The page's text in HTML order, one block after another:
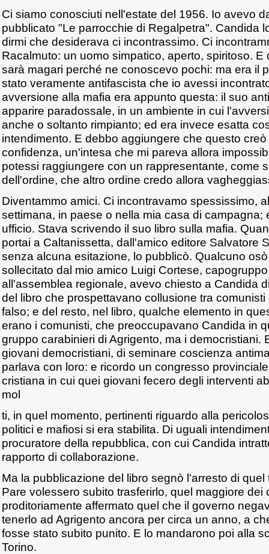
Ci siamo conosciuti nell'estate del 1956. Io avevo
pubblicato "Le parrocchie di Regalpetra". Candida
dirmi che desiderava ci incontrassimo. Ci
Racalmuto: un uomo simpatico, aperto, spiritoso. E
sarà magari perché ne conoscevo pochi: ma era il
stato veramente antifascista che io avessi
avversione alla mafia era appunto questa: il suo
apparire paradossale, in un ambiente in cui
anche o soltanto rimpianto; ed era invece esatta
intendimento. E debbo aggiungere che questo
confidenza, un'intesa che mi pareva allora
potessi raggiungere con un rappresentante, come
dell'ordine, che altro ordine credo allora
Diventammo amici. Ci incontravamo spessissimo,
settimana, in paese o nella mia casa di campagna;
ufficio. Stava scrivendo il suo libro sulla mafia.
portai a Caltanissetta, dall'amico editore Salvatore
senza alcuna esitazione, lo pubblicò. Qualcuno
sollecitato dal mio amico Luigi Cortese,
all'assemblea regionale, avevo chiesto a Candida
del libro che prospettavano collusione tra
falso; e del resto, nel libro, qualche elemento in
erano i comunisti, che preoccupavano Candida in
gruppo carabinieri di Agrigento, ma i democristiani.
giovani democristiani, di seminare coscienza
parlava con loro: e ricordo un congresso
cristiana in cui quei giovani fecero degli interventi
mol
ti, in quel momento, pertinenti riguardo alla
politici e mafiosi si era stabilita. Di uguali
procuratore della repubblica, con cui Candida
rapporto di collaborazione.
Ma la pubblicazione del libro segnò l'arresto di
Pare volessero subito trasferirlo, quel maggiore dei
proditoriamente affermato quel che il governo
tenerlo ad Agrigento ancora per circa un anno, a
fosse stato subito punito. E lo mandarono poi alla
Torino.